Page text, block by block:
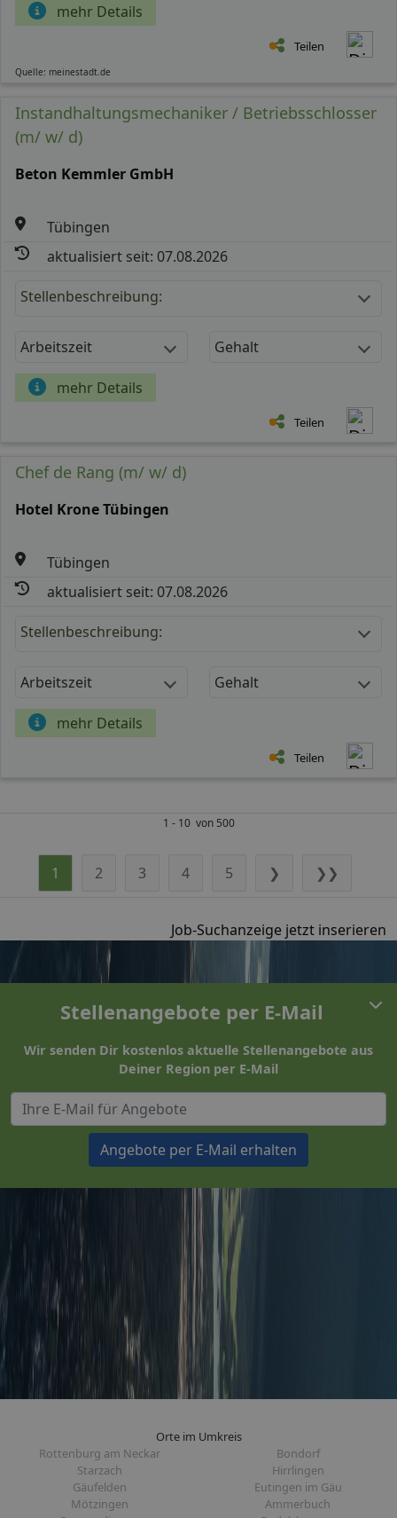
mehr Details
Teilen
Quelle: meinestadt.de
Instandhaltungsmechaniker / Betriebsschlosser
(m/ w/ d)
Beton Kemmler GmbH
Tübingen
aktualisiert seit: 07.08.2026
Stellenbeschreibung:
Arbeitszeit Gehalt
mehr Details
Teilen
Chef de Rang (m/ w/ d)
Hotel Krone Tübingen
Tübingen
aktualisiert seit: 07.08.2026
Stellenbeschreibung:
Arbeitszeit Gehalt
mehr Details
Teilen
1 - 10 von 500
1 2 3 4 5 ❯ ❯❯
Job-Suchanzeige jetzt inserieren
Stellenangebote per E-Mail
Wir senden Dir kostenlos aktuelle Stellenangebote aus
Deiner Region per E-Mail
Angebote per E-Mail erhalten
Orte im Umkreis
Rottenburg am Neckar
Bondorf
Starzach
Hirrlingen
Gäufelden
Eutingen im Gäu
Mötzingen
Ammerbuch